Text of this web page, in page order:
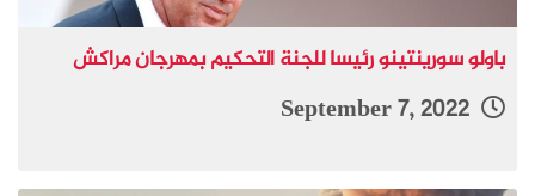
باولو سورينتينو رئيسا للجنة التحكيم بمهرجان مراكش